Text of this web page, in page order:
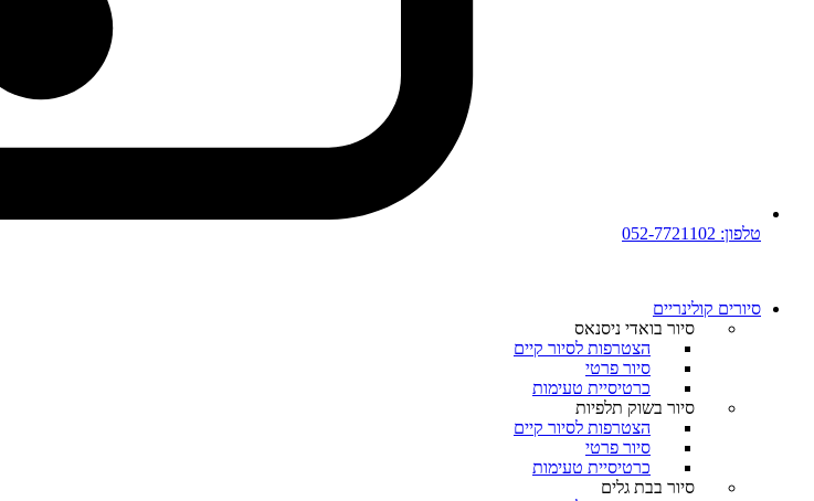
טלפון: 052-7721102
סיורים קולינריים​
סיור בואדי ניסנאס
הצטרפות לסיור קיים
סיור פרטי
כרטיסיית טעימות
סיור בשוק תלפיות
הצטרפות לסיור קיים
סיור פרטי
כרטיסיית טעימות
סיור בבת גלים